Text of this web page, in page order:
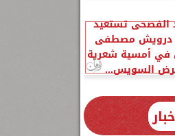
الفصحى تستعيد
درويش مصطفى
أمسية شعرية
السويس...